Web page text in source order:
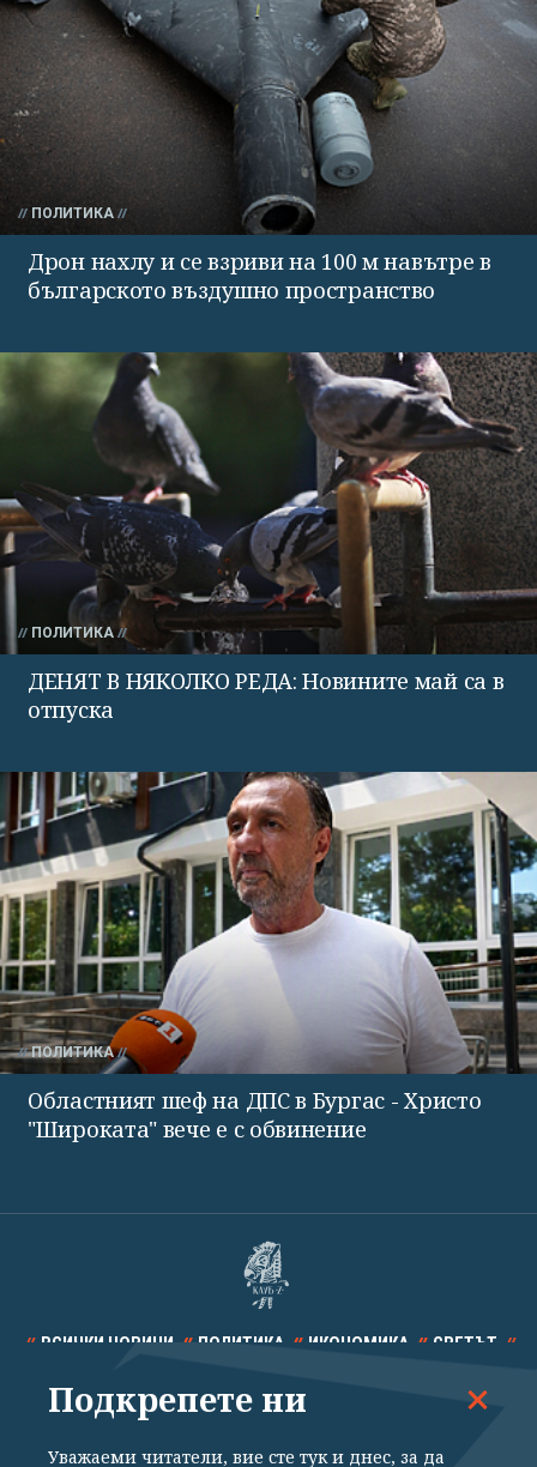
ПОЛИТИКА
Дрон нахлу и се взриви на 100 м навътре в
българското въздушно пространство
ПОЛИТИКА
ДЕНЯТ В НЯКОЛКО РЕДА: Новините май са в
отпуска
ПОЛИТИКА
Областният шеф на ДПС в Бургас - Христо
"Широката" вече е с обвинение
ВСИЧКИ НОВИНИ ПОЛИТИКА ИКОНОМИКА СВЕТЪТ
СПОРТ КУЛТУРА ТЕХНОЛОГИИ КАЛЕЙДОСКОП
Подкрепете ни
Уважаеми читатели, вие сте тук и днес, за да